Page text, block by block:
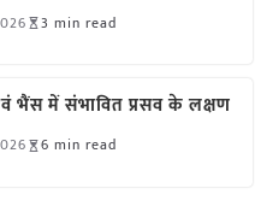
3 min read
भैंस में संभावित प्रसव के लक्षण
6 min read